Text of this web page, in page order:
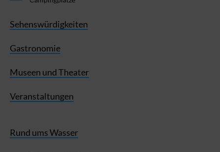
Sehenswürdigkeiten
Gastronomie
Museen und Theater
Veranstaltungen
Rund ums Wasser